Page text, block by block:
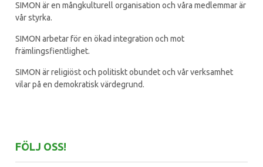
SIMON är en mångkulturell organisation och våra medlemmar är
vår styrka.
SIMON arbetar för en ökad integration och mot
främlingsfientlighet.
SIMON är religiöst och politiskt obundet och vår verksamhet
vilar på en demokratisk värdegrund.
FÖLJ OSS!